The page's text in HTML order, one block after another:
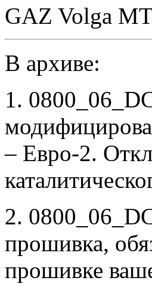
E2
GAZ Volga
В архиве:
1.
– Евро-2.
2.
прошивка,
прошивке